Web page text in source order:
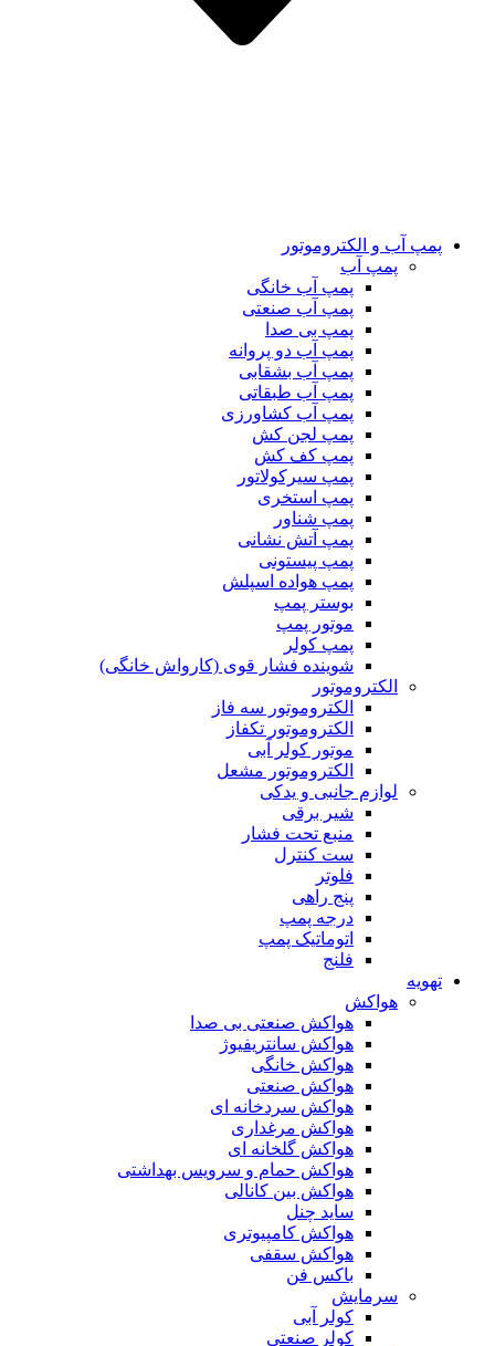
پمپ آب و الکتروموتور
پمپ آب
پمپ آب خانگی
پمپ آب صنعتی
پمپ بی صدا
پمپ آب دو پروانه
پمپ آب بشقابی
پمپ آب طبقاتی
پمپ آب کشاورزی
پمپ لجن کش
پمپ کف کش
پمپ سیرکولاتور
پمپ استخری
پمپ شناور
پمپ آتش نشانی
پمپ پیستونی
پمپ هواده اسپلش
بوستر پمپ
موتور پمپ
پمپ کولر
شوینده فشار قوی (کارواش خانگی)
الکتروموتور
الکتروموتور سه فاز
الکتروموتور تکفاز
موتور کولر آبی
الکتروموتور مشعل
لوازم جانبی و یدکی
شیر برقی
منبع تحت فشار
ست کنترل
فلوتر
پنج راهی
درجه پمپ
اتوماتیک پمپ
فلنج
تهویه
هواکش
هواکش صنعتی بی صدا
هواکش سانتریفیوژ
هواکش خانگی
هواکش صنعتی
هواکش سردخانه ای
هواکش مرغداری
هواکش گلخانه ای
هواکش حمام و سرویس بهداشتی
هواکش بین کانالی
ساید چنل
هواکش کامپیوتری
هواکش سقفی
باکس فن
سرمایش
کولر آبی
کولر صنعتی